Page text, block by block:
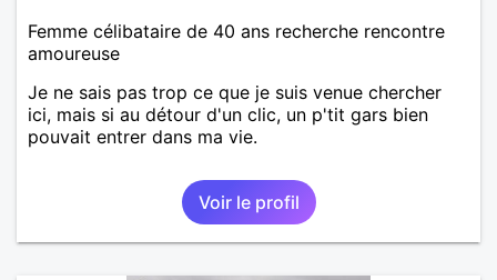
Femme célibataire de 40 ans recherche rencontre
amoureuse
Je ne sais pas trop ce que je suis venue chercher
ici, mais si au détour d'un clic, un p'tit gars bien
pouvait entrer dans ma vie.
Voir le profil